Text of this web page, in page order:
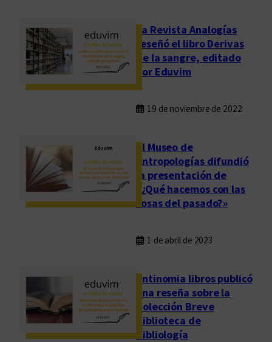
La Revista Analogías
reseñó el libro Derivas
de la sangre, editado
por Eduvim
19 de noviembre de 2022
El Museo de
Antropologías difundió
la presentación de
«¿Qué hacemos con las
cosas del pasado?»
1 de abril de 2023
Antinomia libros publicó
una reseña sobre la
Colección Breve
Biblioteca de
Bibliología